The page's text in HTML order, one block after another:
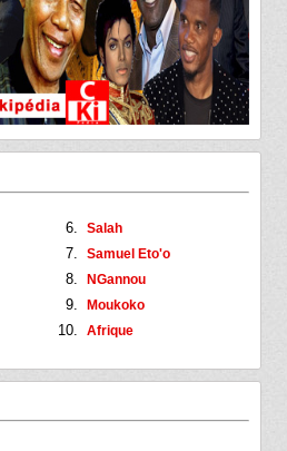
Salah
Samuel Eto'o
NGannou
Moukoko
Afrique